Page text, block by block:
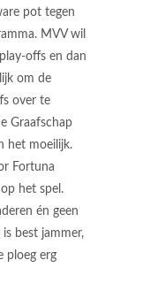
pot tegen
MVV wil
offs en dan
om de
over te
Graafschap
het moeilijk.
Fortuna
het spel.
én geen
best jammer,
ploeg erg